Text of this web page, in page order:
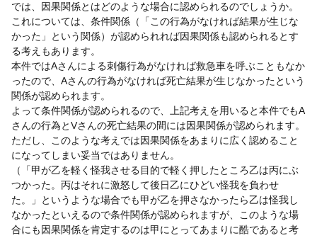
では、因果関係とはどのような場合に認められるのでしょうか。
これについては、条件関係（「この行為がなければ結果が生じな
かった」という関係）が認められれば因果関係も認められるとす
る考えもあります。
本件ではAさんによる刺傷行為がなければ救急車を呼ぶこともなか
ったので、Aさんの行為がなければ死亡結果が生じなかったという
関係が認められます。
よって条件関係が認められるので、上記考えを用いると本件でもA
さんの行為とVさんの死亡結果の間には因果関係が認められます。
ただし、このような考えでは因果関係をあまりに広く認めること
になってしまい妥当ではありません。
（「甲が乙を軽く怪我させる目的で軽く押したところ乙は丙にぶ
つかった。丙はそれに激怒して後日乙にひどい怪我を負わせ
た。」というような場合でも甲が乙を押さなかったら乙は怪我し
なかったといえるので条件関係が認められますが、このような場
合にも因果関係を肯定するのは甲にとってあまりに酷であると考